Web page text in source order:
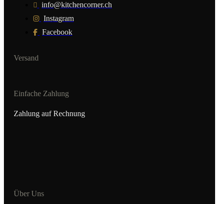
info@kitchencorner.ch
Instagram
Facebook
Versand
Einfache Zahlung
Zahlung auf Rechnung
Über Uns